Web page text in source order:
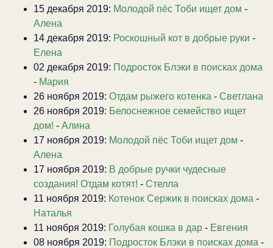
15 декабря 2019: Молодой пёс Тоби ищет дом -
Алена
14 декабря 2019: Роскошный кот в добрые руки -
Елена
02 декабря 2019: Подросток Блэки в поисках дома
- Мария
26 ноября 2019: Отдам рыжего котенка - Светлана
26 ноября 2019: Белоснежное семейство ищет
дом! - Алина
17 ноября 2019: Молодой пёс Тоби ищет дом -
Алена
17 ноября 2019: В добрые ручки чудесные
создания! Отдам котят! - Стелла
11 ноября 2019: Котенок Сержик в поисках дома -
Наталья
11 ноября 2019: Голубая кошка в дар - Евгения
08 ноября 2019: Подросток Блэки в поисках дома -